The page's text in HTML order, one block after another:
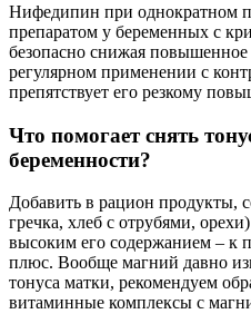
Нифедипин при однократном
препаратом у беременных с
безопасно снижая
регулярном применении с
препятствует его резкому
Что помогает снять
беременности?
Добавить в рацион продукты,
гречка, хлеб с отрубями,
высоким его содержанием – к
плюс. Вообще магний давно
тонуса матки, рекомендуем
витаминные комплексы с